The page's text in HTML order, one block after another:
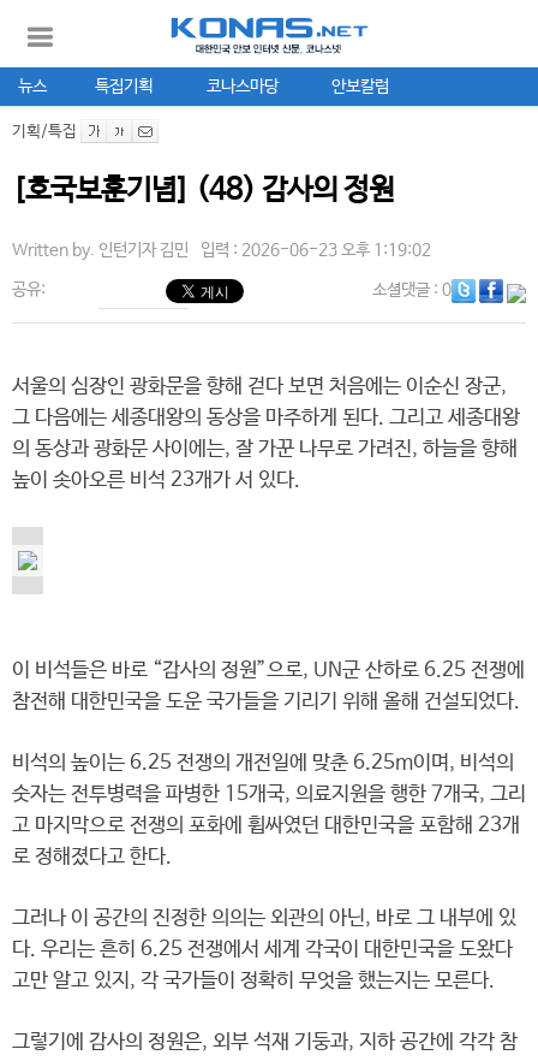
뉴스 특집기획 코나스마당 안보칼럼
기획/특집
[호국보훈기념] (48) 감사의 정원
Written by. 인턴기자 김민 입력 : 2026-06-23 오후 1:19:02
공유: 소셜댓글: 0
서울의 심장인 광화문을 향해 걷다 보면 처음에는 이순신 장군,
그 다음에는 세종대왕의 동상을 마주하게 된다. 그리고 세종대왕
의 동상과 광화문 사이에는, 잘 가꾼 나무로 가려진, 하늘을 향해
높이 솟아오른 비석 23개가 서 있다.
이 비석들은 바로 “감사의 정원”으로, UN군 산하로 6.25 전쟁에
참전해 대한민국을 도운 국가들을 기리기 위해 올해 건설되었다.
비석의 높이는 6.25 전쟁의 개전일에 맞춘 6.25m이며, 비석의
숫자는 전투병력을 파병한 15개국, 의료지원을 행한 7개국, 그리
고 마지막으로 전쟁의 포화에 휩싸였던 대한민국을 포함해 23개
로 정해졌다고 한다.
그러나 이 공간의 진정한 의의는 외관의 아닌, 바로 그 내부에 있
다. 우리는 흔히 6.25 전쟁에서 세계 각국이 대한민국을 도왔다
고만 알고 있지, 각 국가들이 정확히 무엇을 했는지는 모른다.
그렇기에 감사의 정원은, 외부 석재 기둥과, 지하 공간에 각각 참